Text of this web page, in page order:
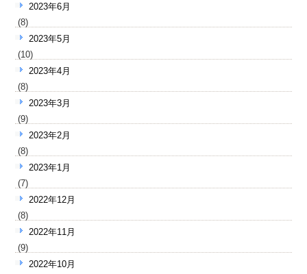
2023年6月
(8)
2023年5月
(10)
2023年4月
(8)
2023年3月
(9)
2023年2月
(8)
2023年1月
(7)
2022年12月
(8)
2022年11月
(9)
2022年10月